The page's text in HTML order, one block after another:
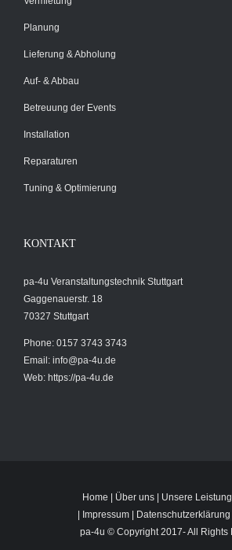
Planung
Lieferung & Abholung
Auf- & Abbau
Betreuung der Events
Installation
Reparaturen
Tuning & Optimierung
KONTAKT
pa-4u Veranstaltungstechnik Stuttgart
Gaggenauerstr. 18
70327 Stuttgart
Phone: 0157 3743 3743
Email: info@pa-4u.de
Web: https://pa-4u.de
Home Über uns Unsere
Impressum| Datenschutzerklärung
pa-4u © Copyright 2017-All Rights